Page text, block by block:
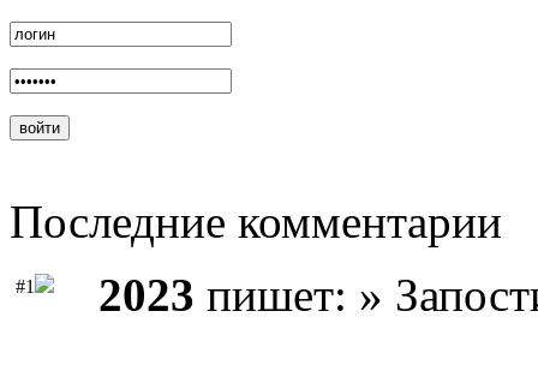
Последние комментарии
#1 2023 пишет: »